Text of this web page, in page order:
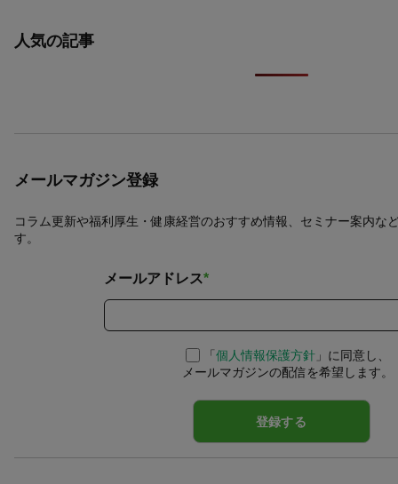
人気の記事
メールマガジン登録
コラム更新や福利厚生・健康経営のおすすめ情報、セミナー案内な
す。
メールアドレス*
「 個人情報保護方針」に同意し、
メールマガジンの配信を希望します。